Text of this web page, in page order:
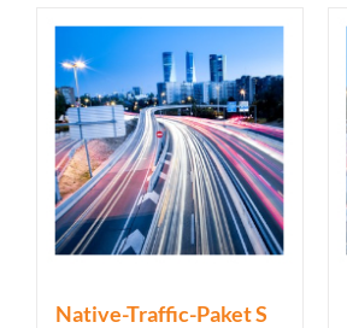
Native-Traffic-Paket S